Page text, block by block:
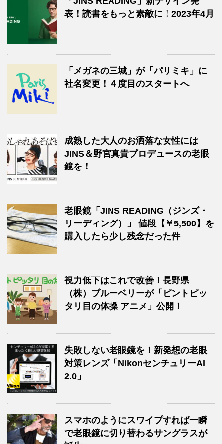
表！読書をもっと素敵に！2023年4月
「メガネの三城」が「パリミキ」に
社名変更！４度目のスタートへ
成熟した大人のお洒落な女性には
JINS＆野宮真貴プロデュースの老眼
鏡を！
老眼鏡「JINS READING（ジンズ・
リーディング）」 値段【￥5,500】を
購入したら少し残念だった件
視力低下はこれで改善！長野県
（株）ブルーベリーが「ピントピッ
タリ目の体操 アニメ」公開！
失敗しない老眼鏡を！新発想の老眼
対策レンズ「NikonセンチュリーAI
2.0」
スマホのようにスワイプすれば一瞬
で老眼鏡に切り替わるサングラスが